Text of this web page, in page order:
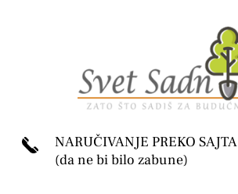
NARUČIVANJE PREKO SAJTA
(da ne bi bilo zabune)